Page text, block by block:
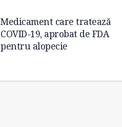
Medicament care tratează
COVID-19, aprobat de FDA
pentru alopecie